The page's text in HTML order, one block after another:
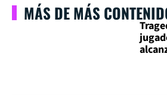
MÁS DE MÁS